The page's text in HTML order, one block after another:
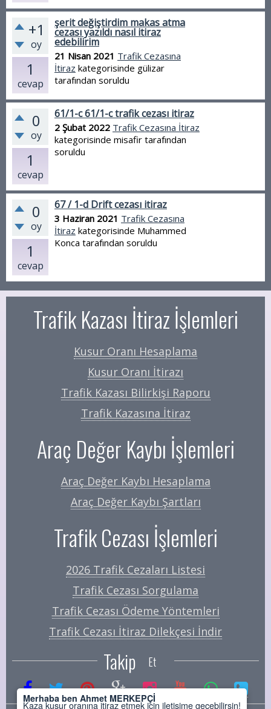
+1
oy
1
cevap
şerit değiştirdim makas atma
cezası yazıldı nasıl itiraz
edebilirim
21 Nisan 2021 Trafik Cezasına
İtiraz kategorisinde gülizar
tarafından soruldu
0
oy
1
cevap
61/1-c 61/1-c trafik cezası itiraz
2 Şubat 2022 Trafik Cezasına İtiraz
kategorisinde misafir tarafından
soruldu
0
oy
1
cevap
67 / 1-d Drift cezası itiraz
3 Haziran 2021 Trafik Cezasına
İtiraz kategorisinde Muhammed
Konca tarafından soruldu
Merhaba ben Ahmet MERKEPÇİ
Kaza kusur oranına itiraz etmek için iletişime geçebilirsin!
Trafik Kazası İtiraz İşlemleri
Kusur Oranı Hesaplama
Kusur Oranı İtirazı
Trafik Kazası Bilirkişi Raporu
Trafik Kazasına İtiraz
Araç Değer Kaybı İşlemleri
Araç Değer Kaybı Hesaplama
Araç Değer Kaybı Şartları
Trafik Cezası İşlemleri
2026 Trafik Cezaları Listesi
Trafik Cezası Sorgulama
Trafik Cezası Ödeme Yöntemleri
Trafik Cezası İtiraz Dilekçesi İndir
Takip Et